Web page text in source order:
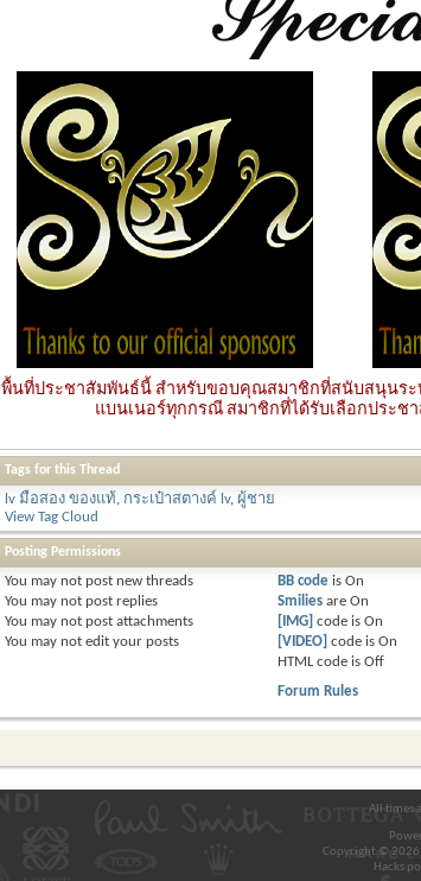
พื้นที่ประชาสัมพันธ์นี้ สำหรับขอบคุณสมาชิกที่สนับสนุนระบ
แบนเนอร์ทุกกรณี สมาชิกที่ได้รับเลือกประช
Tags for this Thread
lv มือสอง ของแท้, กระเป๋าสตางค์ lv, ผู้ชาย
View Tag Cloud
Posting Permissions
You may notpost new threads
You may notpost replies
You may notpost attachments
You may notedit your posts
BB codeis On
Smiliesare On
[IMG] code is On
[VIDEO] code is On
HTML code is Off
Forum Rules
All times
Copyright © 2026
Hacks